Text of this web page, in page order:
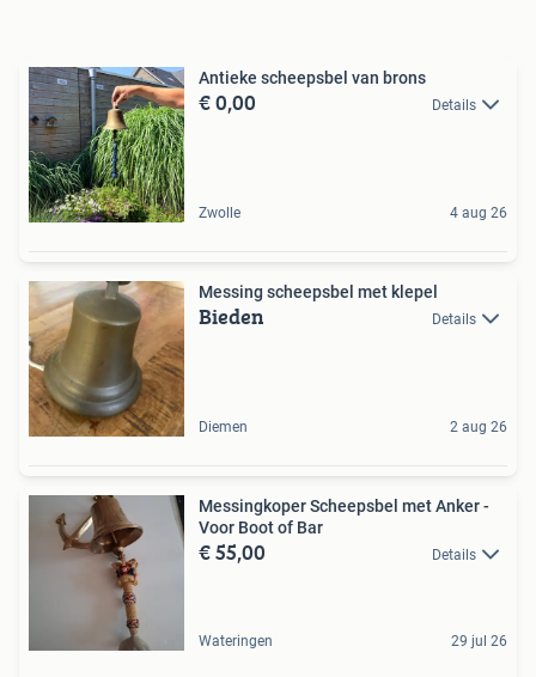
Antieke scheepsbel van brons
€ 0,00 Details
Zwolle 4 aug 26
Messing scheepsbel met klepel
Bieden Details
Diemen 2 aug 26
Messingkoper Scheepsbel met Anker -
Voor Boot of Bar
€ 55,00 Details
Wateringen 29 jul 26